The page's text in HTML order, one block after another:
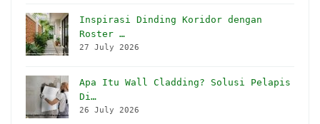
Inspirasi Dinding Koridor dengan
Roster …
27 July 2026
Apa Itu Wall Cladding? Solusi Pelapis
Di…
26 July 2026